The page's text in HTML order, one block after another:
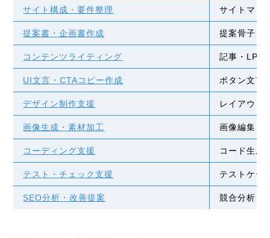
サイト構成・要件整理 サイトマッ
提案書・企画書作成 提案骨子、
コンテンツライティング 記事・LP下
UI文言・CTAコピー作成 ボタン文言
デザイン制作支援 レイアウト
画像生成・素材加工 画像編集、
コーディング支援 コード生成
テスト・チェック支援 テストケー
SEO分析・改善提案 競合分析、